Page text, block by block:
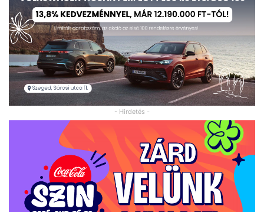
- Hirdetés -